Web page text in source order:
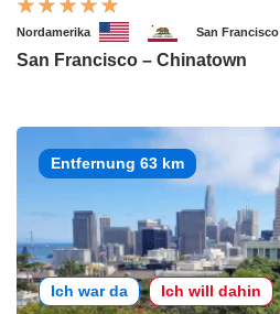
Nordamerika San Francisco
San Francisco – Chinatown
Entfernung 63 km
Ich war da Ich will dahin